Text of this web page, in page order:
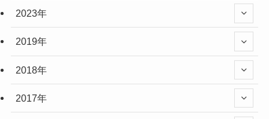
2023年
2019年
2018年
2017年